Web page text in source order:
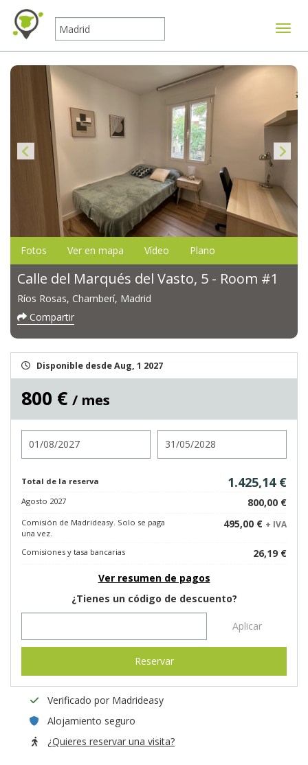
Fotos Ver en mapa Vídeo Plano
Calle del Marqués del Vasto, 5 - Room #1
Ríos Rosas, Chamberí, Madrid
Compartir
Disponible desde Aug, 1 2027
800 € / mes
Total de la reserva 1.425,14 €
Agosto 2027 800,00 €
Comisión de Madrideasy. Solo se paga
una vez.
495,00 € + IVA
Comisiones y tasa bancarias
26,19 €
Ver resumen de pagos
¿Tienes un código de descuento?
Aplicar
Reservar
Verificado por Madrideasy
Alojamiento seguro
¿Quieres reservar una visita?